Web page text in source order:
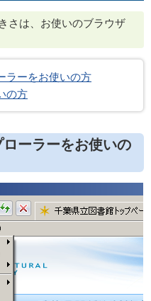
さは、お使いのブラウザ
ラーをお使いの方
の方
ーラーをお使いの